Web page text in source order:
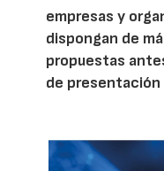
empresas y
dispongan de
propuestas
de